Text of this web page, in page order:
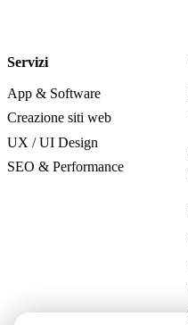
Servizi
App & Software
Creazione siti web
UX / UI Design
SEO & Performance